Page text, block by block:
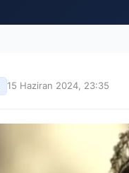
15 Haziran 2024, 23:35